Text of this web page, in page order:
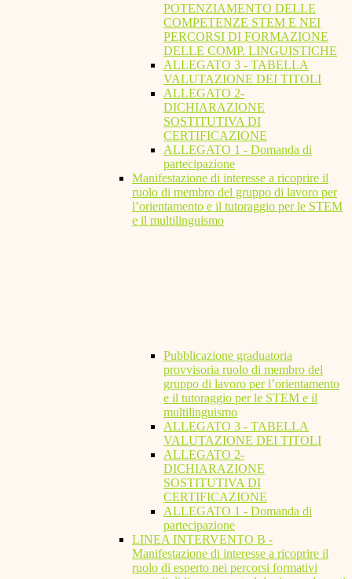
POTENZIAMENTO DELLE
COMPETENZE STEM E NEI
PERCORSI DI FORMAZIONE
DELLE COMP. LINGUISTICHE
ALLEGATO 3 - TABELLA
VALUTAZIONE DEI TITOLI
ALLEGATO 2-
DICHIARAZIONE
SOSTITUTIVA DI
CERTIFICAZIONE
ALLEGATO 1 - Domanda di
partecipazione
Manifestazione di interesse a ricoprire il
ruolo di membro del gruppo di lavoro per
l’orientamento e il tutoraggio per le STEM
e il multilinguismo
Pubblicazione graduatoria
provvisoria ruolo di membro del
gruppo di lavoro per l’orientamento
e il tutoraggio per le STEM e il
multilinguismo
ALLEGATO 3 - TABELLA
VALUTAZIONE DEI TITOLI
ALLEGATO 2-
DICHIARAZIONE
SOSTITUTIVA DI
CERTIFICAZIONE
ALLEGATO 1 - Domanda di
partecipazione
LINEA INTERVENTO B -
Manifestazione di interesse a ricoprire il
ruolo di esperto nei percorsi formativi